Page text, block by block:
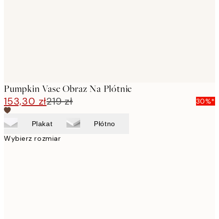
Pumpkin Vase Obraz Na Płótnie
153,30 zł219 zł 30%*
Plakat Płótno
Wybierz rozmiar